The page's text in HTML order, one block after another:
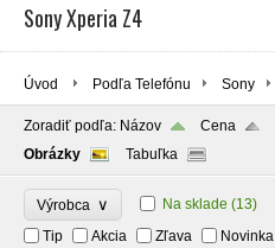
Sony Xperia Z4
Úvod Podľa Telefónu Sony
Zoradiť podľa: Názov
Cena
Obrázky
Tabuľka
Výrobca ∨ Na sklade (13)
Tip
Akcia Zľava Novinka